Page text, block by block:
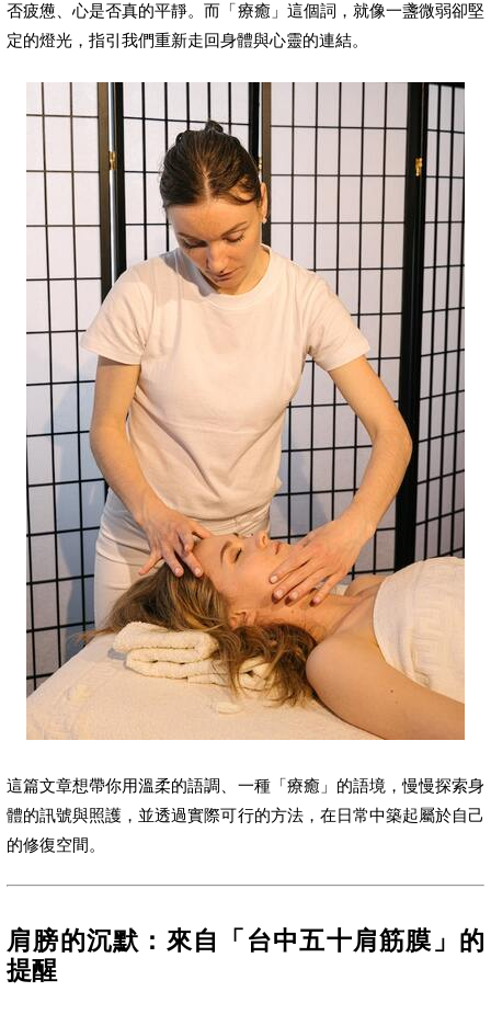
否疲憊、心是否真的平靜。而「療癒」這個詞，就像一盞微弱卻堅
定的燈光，指引我們重新走回身體與心靈的連結。
這篇文章想帶你用溫柔的語調、一種「療癒」的語境，慢慢探索身
體的訊號與照護，並透過實際可行的方法，在日常中築起屬於自己
的修復空間。
肩膀的沉默：來自「台中五十肩筋膜」的
提醒